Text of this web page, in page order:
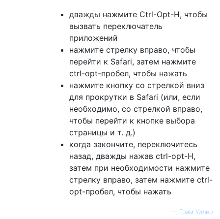
дважды нажмите Ctrl-Opt-H, чтобы
вызвать переключатель
приложений
нажмите стрелку вправо, чтобы
перейти к Safari, затем нажмите
ctrl-opt-пробел, чтобы нажать
нажмите кнопку со стрелкой вниз
для прокрутки в Safari (или, если
необходимо, со стрелкой вправо,
чтобы перейти к кнопке выбора
страницы и т. д.)
когда закончите, переключитесь
назад, дважды нажав ctrl-opt-H,
затем при необходимости нажмите
стрелку вправо, затем нажмите ctrl-
opt-пробел, чтобы нажать
— Грэм Уилер